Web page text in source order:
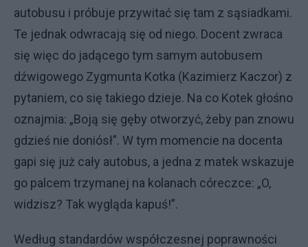
autobusu i próbuje przywitać się tam z sąsiadkami.
Te jednak odwracają się od niego. Docent zwraca
się więc do jadącego tym samym autobusem
dźwigowego Zygmunta Kotka (Kazimierz Kaczor) z
pytaniem, co się takiego dzieje. Na co Kotek głośno
oznajmia: „Boją się gęby otworzyć, żeby pan znowu
gdzieś nie doniósł”. W tym momencie na docenta
gapi się już cały autobus, a jedna z matek wskazuje
go palcem trzymanej na kolanach córeczce: „O,
widzisz? Tak wygląda kapuś!”.
Według standardów współczesnej poprawności